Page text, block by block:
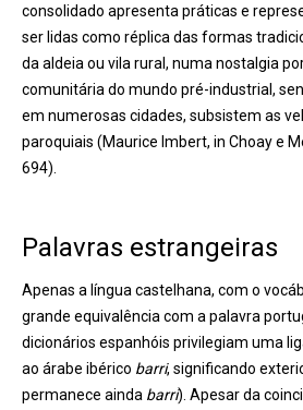
consolidado apresenta práticas e
ser lidas como réplica das formas
da aldeia ou vila rural, numa nostalgia
comunitária do mundo pré-industrial,
em numerosas cidades, subsistem as
paroquiais (Maurice Imbert, in Choay e
694).
Palavras estrangeiras
Apenas a língua castelhana, com o
grande equivalência com a palavra
dicionários espanhóis privilegiam uma
ao árabe ibérico barri, significando
permanece ainda barri). Apesar da